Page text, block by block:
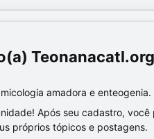
Teonanacatl.org
amadora e enteogenia.
Após seu cadastro,
próprios tópicos e postagens.